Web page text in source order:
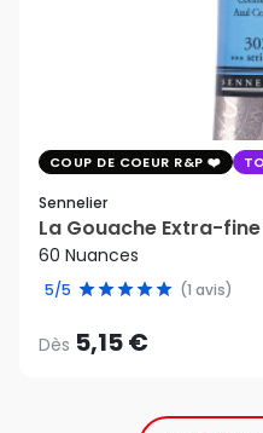
COUP DE COEUR R&P
Sennelier
La Gouache Extra-
60 Nuances
5/5 (1 avis)
Dès 5,15 €